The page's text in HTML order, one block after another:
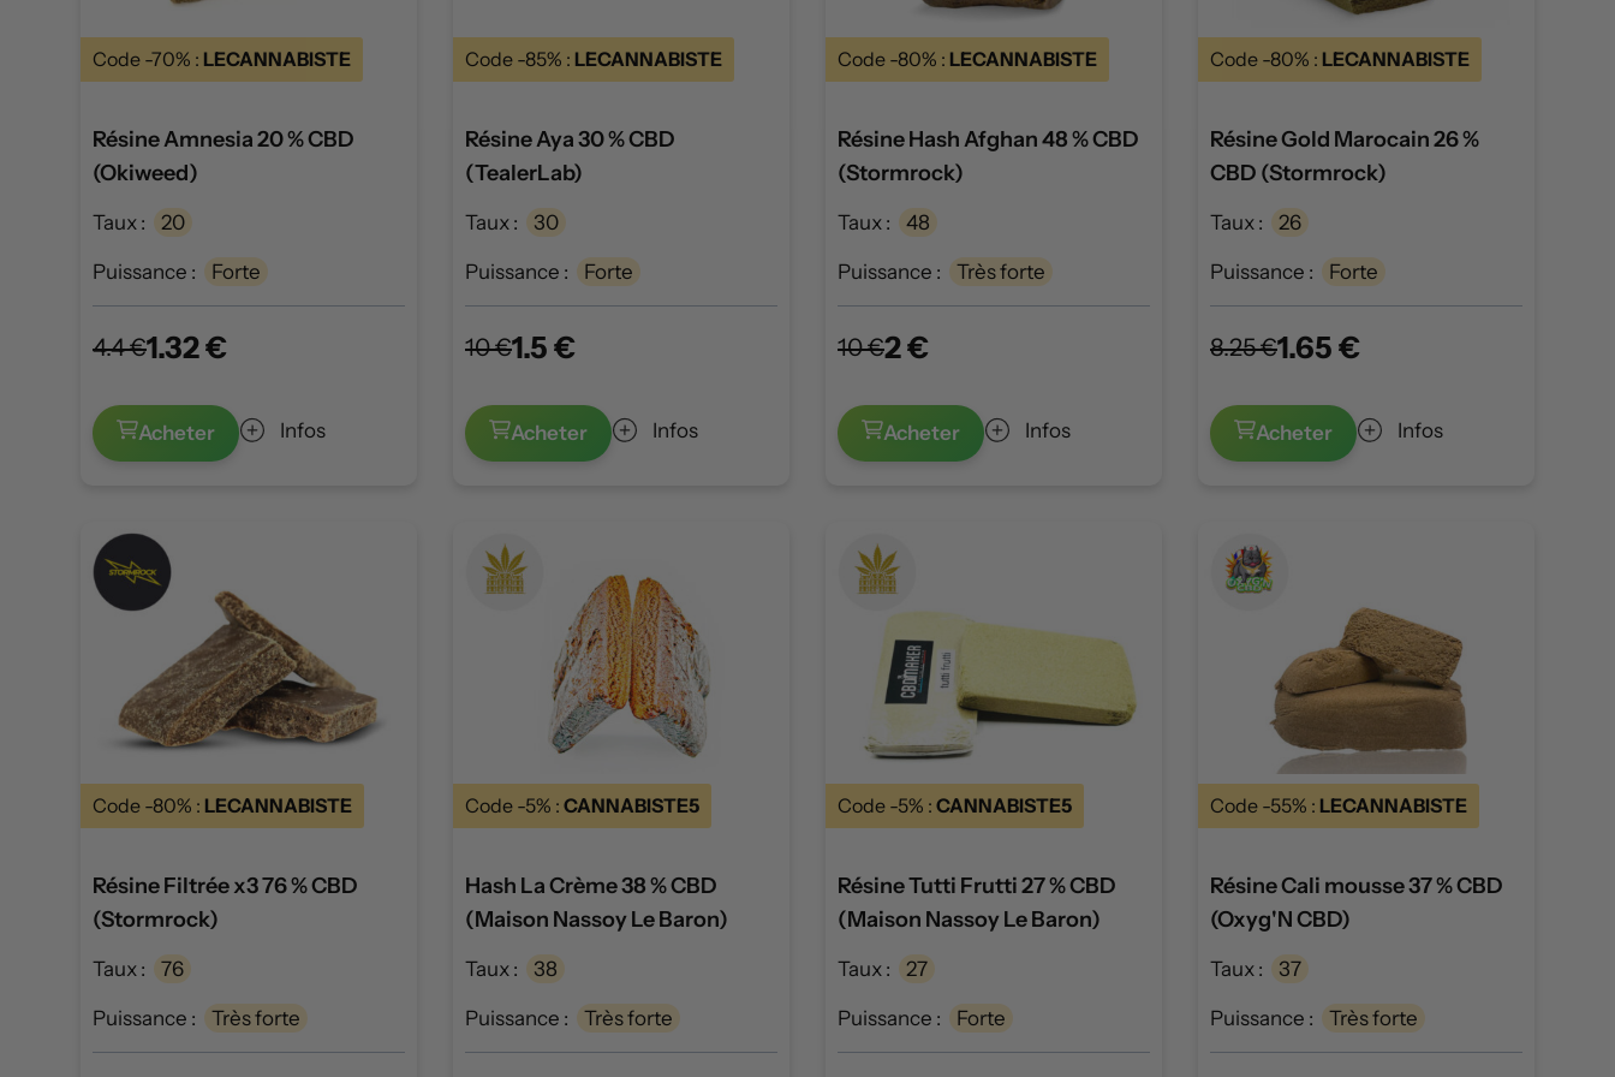
Code -70% : LECANNABISTE
Résine Amnesia 20 % CBD
(Okiweed)
Taux : 20
Puissance : Forte
4.4 €1.32 €
Acheter Infos
Code -85% : LECANNABISTE
Résine Aya 30 % CBD
(TealerLab)
Taux : 30
Puissance : Forte
10 €1.5 €
Acheter Infos
Code -80% : LECANNABISTE
Résine Hash Afghan 48 % CBD
(Stormrock)
Taux : 48
Puissance : Très forte
10 €2 €
Acheter Infos
Code -80% : LECANNABISTE
Résine Gold Marocain 26 %
CBD (Stormrock)
Taux : 26
Puissance : Forte
8.25 €1.65 €
Acheter Infos
Code -80% : LECANNABISTE
Résine Filtrée x3 76 % CBD
(Stormrock)
Taux : 76
Puissance : Très forte
Code -5% : CANNABISTE5
Hash La Crème 38 % CBD
(Maison Nassoy Le Baron)
Taux : 38
Puissance : Très forte
Code -5% : CANNABISTE5
Résine Tutti Frutti 27 % CBD
(Maison Nassoy Le Baron)
Taux : 27
Puissance : Forte
Code -55% : LECANNABISTE
Résine Cali mousse 37 % CBD
(Oxyg'N CBD)
Taux : 37
Puissance : Très forte